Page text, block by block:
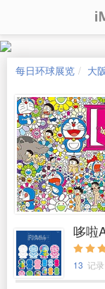
每日环球展览 大阪
哆啦
13 记录